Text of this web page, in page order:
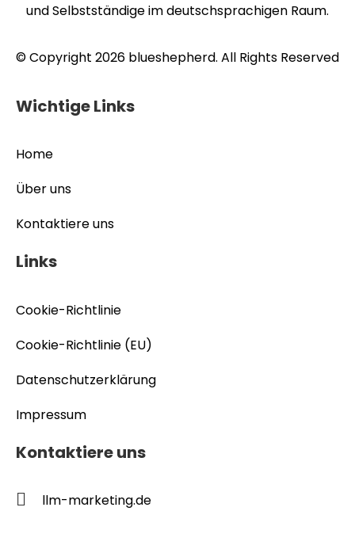
und Selbstständige im deutschsprachigen Raum.
© Copyright 2026 blueshepherd. All Rights Reserved
Wichtige Links
Home
Über uns
Kontaktiere uns
Links
Cookie-Richtlinie
Cookie-Richtlinie (EU)
Datenschutzerklärung
Impressum
Kontaktiere uns
llm-marketing.de